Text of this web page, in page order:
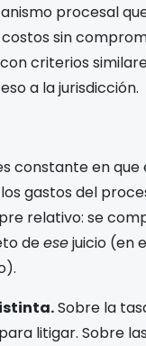
procesal
sin
criterios
a la jurisdicción.
constante en
gastos del
relativo: se
deesejuicio (en
Sobre la
litigar. Sobre